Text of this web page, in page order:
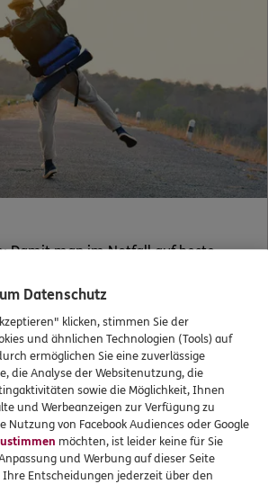
Damit man im Notfall auf beste
für ein paar Wochen in
der Winter in Deutschland zu kalt ist.
einenSchlaganfallund muss in das
gebracht werden. Sein Zustand
medizinische Versorgung nicht
er wieder gesund werden kann,
nach Deutschland organisiert
Datenschutz
klicken, stimmen Sie der
und ähnlichen Technologien (Tools) auf
ermöglichen Sie eine zuverlässige
die Analyse der Websitenutzung, die
sowie die Möglichkeit, Ihnen
und Werbeanzeigen zur Verfügung zu
Nutzung von Facebook Audiences oder Google
möchten, ist leider keine für Sie
und Werbung auf dieser Seite
Ihre Entscheidungen jederzeit über den